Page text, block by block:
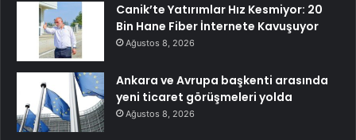
Canik’te Yatırımlar Hız Kesmiyor: 20
Bin Hane Fiber İnternete Kavuşuyor
Ağustos 8, 2026
Ankara ve Avrupa başkenti arasında
yeni ticaret görüşmeleri yolda
Ağustos 8, 2026